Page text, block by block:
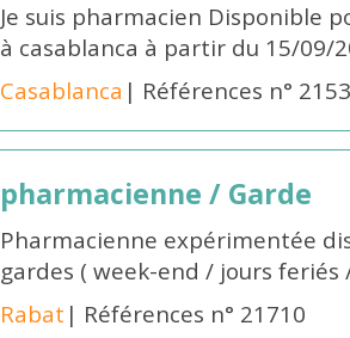
Je suis pharmacien Disponible
à casablanca à partir du 15/09/
Casablanca | Références n°
pharmacienne / Garde
Pharmacienne expérimentée
gardes ( week-end / jours
Rabat | Références n° 21710